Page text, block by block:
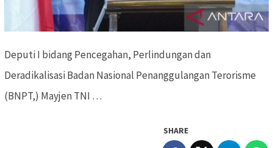
Deputi I bidang Pencegahan, Perlindungan dan
Deradikalisasi Badan Nasional Penanggulangan Terorisme
(BNPT,) Mayjen TNI …
SHARE